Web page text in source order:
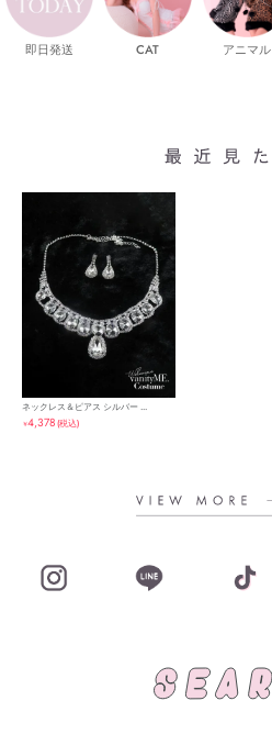
即日発送 CAT アニマル
ネックレス＆ピアス シルバー ...
￥4,378(税込)